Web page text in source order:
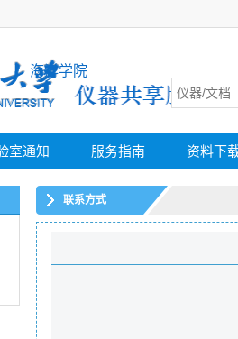
海洋学院
室通知 服务指南 资料下
联系方式